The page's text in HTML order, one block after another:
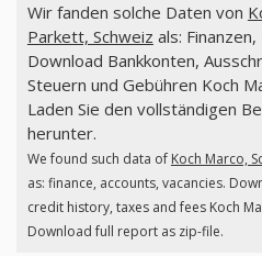
Wir fanden solche Daten von
Parkett, Schweiz als:
Download Bankkonten,
Steuern und Gebühren Koch
Laden Sie den vollständigen
herunter.
We found such data of Koch Marco,
as: finance, accounts, vacancies.
credit history, taxes and fees Koch
Download full report as zip-file.